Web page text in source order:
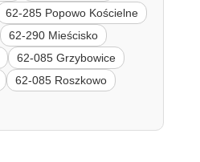
62-285 Popowo Kościelne
62-290 Mieścisko
62-085 Grzybowice
62-085 Roszkowo